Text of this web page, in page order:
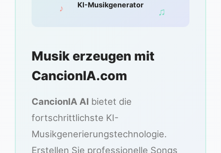
KI-Musikgenerator
♪ ♫
Musik erzeugen mit
CancionIA.com
CancionIA AI bietet die
fortschrittlichste KI-
Musikgenerierungstechnologie.
Erstellen Sie professionelle Songs